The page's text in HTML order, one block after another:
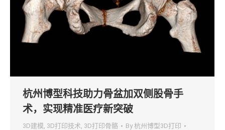
杭州博型科技助力骨盆加双侧股骨手
术，实现精准医疗新突破
3D建模, 3D打印技术, 3D打印骨骼 By 杭州博型3D打印